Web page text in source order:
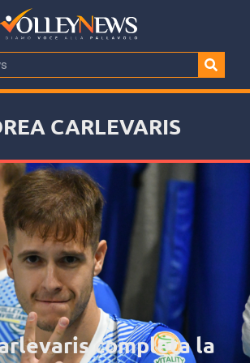
CARLEVARIS
completa la